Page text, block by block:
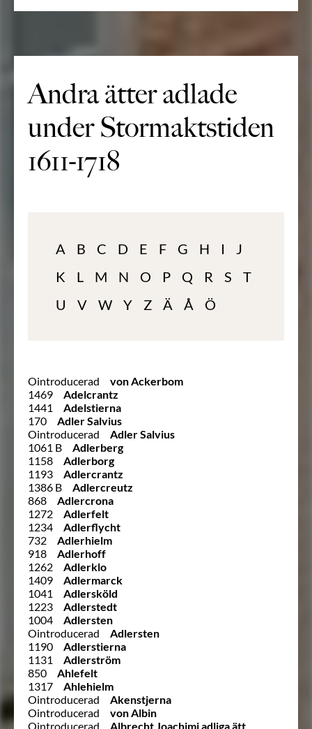
Andra ätter adlade
under Stormaktstiden
1611-1718
A B C D E F G H I
J
K
L M N O P Q R S
T
U
V W Y Z Ä Å Ö
Ointroducerad
von Ackerbom
1469
Adelcrantz
1441
Adelstierna
170
Adler Salvius
Ointroducerad
Adler Salvius
1061 B
Adlerberg
1158
Adlerborg
1193
Adlercrantz
1386 B
Adlercreutz
868
Adlercrona
1272
Adlerfelt
1234
Adlerflycht
732
Adlerhielm
918
Adlerhoff
1262
Adlerklo
1409
Adlermarck
1041
Adlersköld
1223
Adlerstedt
1004
Adlersten
Ointroducerad
Adlersten
1190
Adlerstierna
1131
Adlerström
850
Ahlefelt
1317
Ahlehielm
Ointroducerad
Akenstjerna
Ointroducerad
von Albin
Ointroducerad
Albrecht Joachimi adliga ätt